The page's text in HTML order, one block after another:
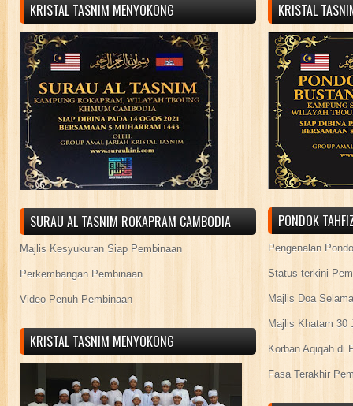
KRISTAL TASNIM MENYOKONG
SURAU AL TASNIM ROKAPRAM CAMBODIA
Majlis Kesyukuran Siap Pembinaan
Perkembangan Pembinaan
Video Penuh Pembinaan
KRISTAL TASNIM MENYOKONG
KRISTAL
PONDOK
Pengenalan
Status terkini
Majlis Doa
Majlis Khatam 30
Korban Aqiqah di
Fasa Terakhir